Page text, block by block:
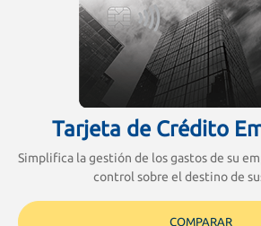
Tarjeta de Crédito
Simplifica la gestión de los gastos de su
control sobre el destino de
COMPARAR